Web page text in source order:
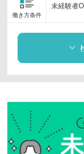
働き方条件
未経験者